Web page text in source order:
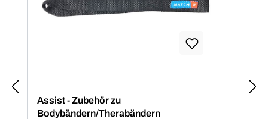
Assist - Zubehör zu
Bodybändern/Therabändern